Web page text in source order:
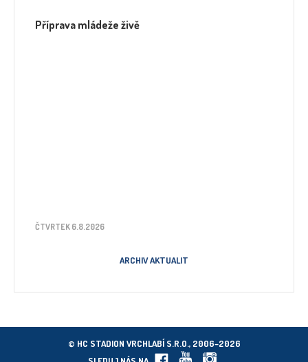
Příprava mládeže živě
ČTVRTEK 6.8.2026
ARCHIV AKTUALIT
© HC STADION VRCHLABÍ S.R.O., 2006–2026